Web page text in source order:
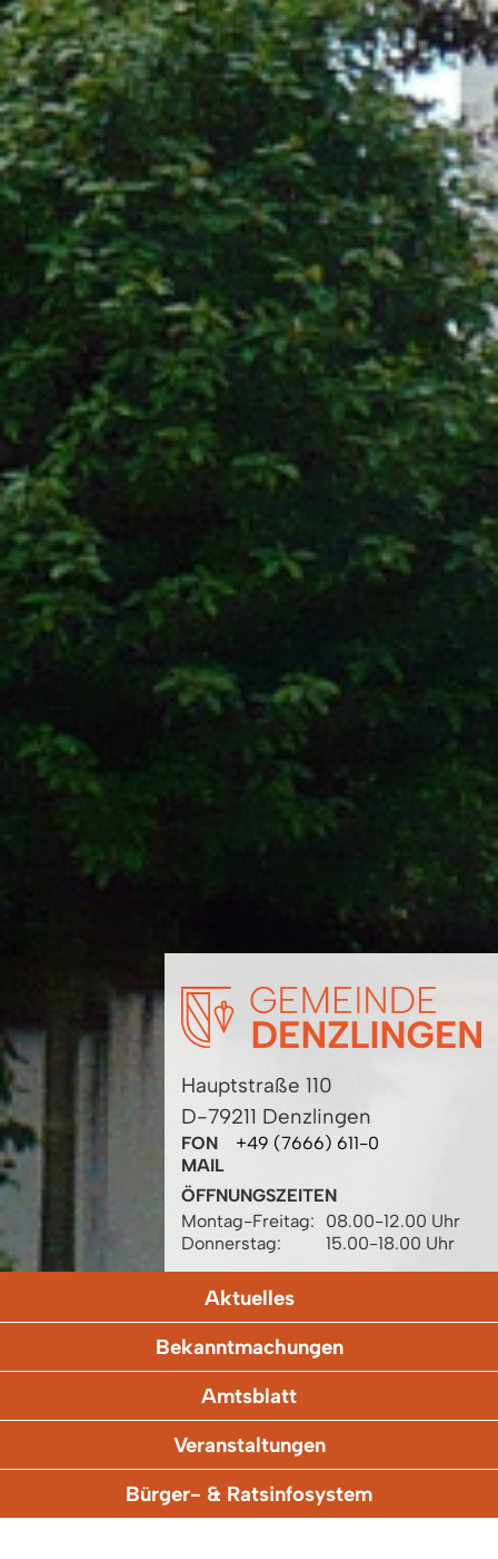
Hauptstraße 110
D-79211 Denzlingen
FON
+49 (7666) 611-0
MAIL
ÖFFNUNGSZEITEN
Montag-Freitag:
08.00-12.00 Uhr
Donnerstag:
15.00-18.00 Uhr
Aktuelles
Bekanntmachungen
Amtsblatt
Veranstaltungen
Bürger- & Ratsinfosystem